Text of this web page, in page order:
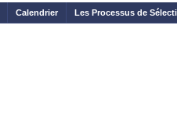
Calendrier Les Processus de